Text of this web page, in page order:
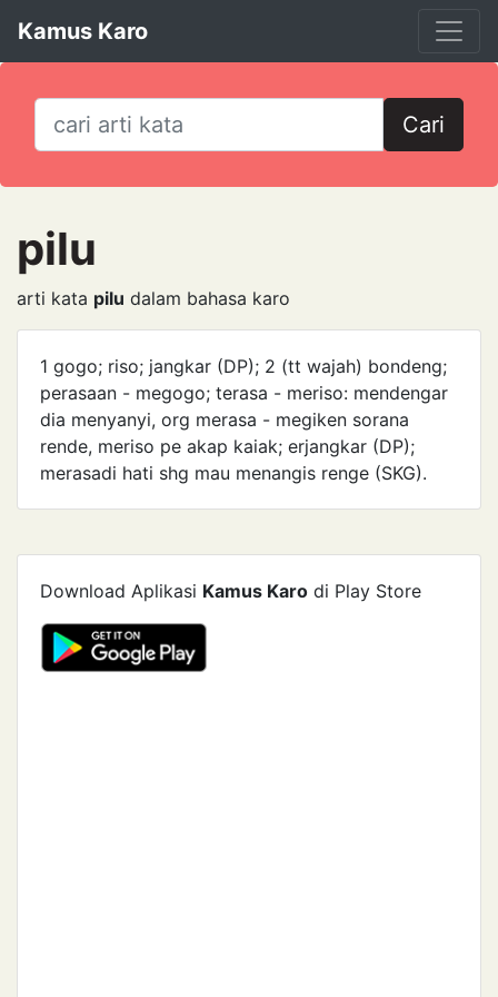
Kamus Karo
Cari
pilu
arti kata pilu dalam bahasa karo
1 gogo; riso; jangkar (DP); 2 (tt wajah) bondeng;
perasaan - megogo; terasa - meriso: mende­ngar
dia menyanyi, org merasa - megiken sorana
rende, meriso pe akap kaiak; erjangkar (DP);
merasa­di hati shg mau menangis renge (SKG).
Download Aplikasi Kamus Karo di Play Store